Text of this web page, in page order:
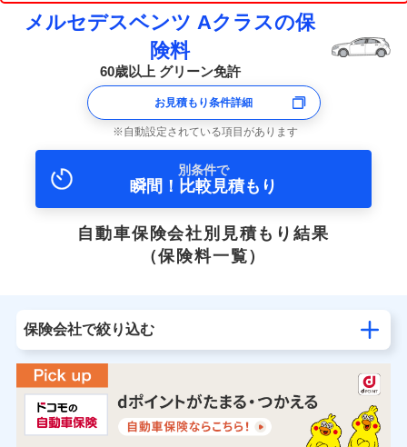
メルセデスベンツ Aクラスの保
険料
60歳以上 グリーン免許
お見積もり条件詳細
自動設定されている項目があります
別条件で
瞬間！比較見積もり
自動車保険会社別見積もり結果
（保険料一覧）
保険会社で絞り込む